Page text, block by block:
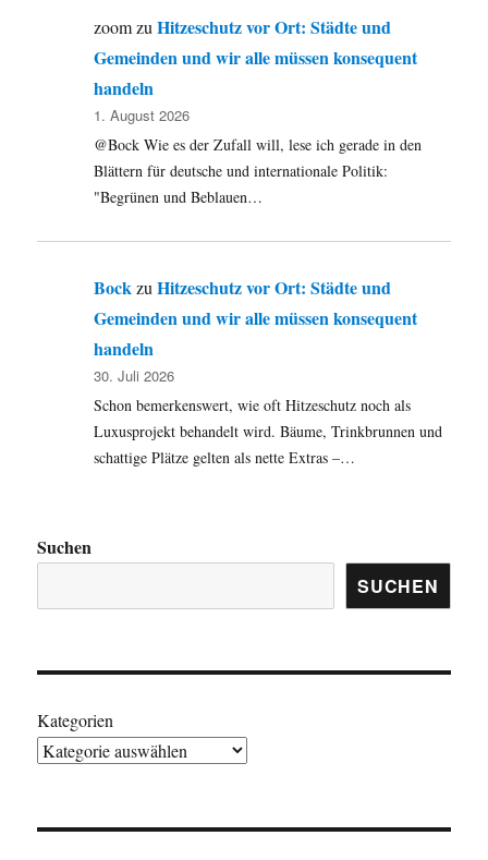
zoomzuHitzeschutz vor Ort: Städte und
Gemeinden und wir alle müssen konsequent
handeln
1. August 2026
@Bock Wie es der Zufall will, lese ich gerade in den
Blättern für deutsche und internationale Politik:
"Begrünen und Beblauen…
BockzuHitzeschutz vor Ort: Städte und
Gemeinden und wir alle müssen konsequent
handeln
30. Juli 2026
Schon bemerkenswert, wie oft Hitzeschutz noch als
Luxusprojekt behandelt wird. Bäume, Trinkbrunnen und
schattige Plätze gelten als nette Extras –…
Suchen
SUCHEN
Kategorien